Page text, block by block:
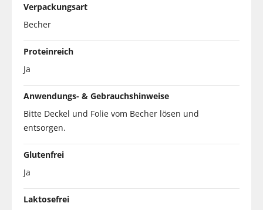
Verpackungsart
Becher
Proteinreich
Ja
Anwendungs- & Gebrauchshinweise
Bitte Deckel und Folie vom Becher lösen und
entsorgen.
Glutenfrei
Ja
Laktosefrei